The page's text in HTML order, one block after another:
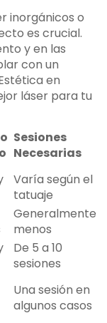
inorgánicos o
es crucial.
y en las
con un
en
láser para tu
Sesiones
Necesarias
Varía según el
tatuaje
Generalmente
menos
De 5 a 10
sesiones
Una sesión en
algunos casos